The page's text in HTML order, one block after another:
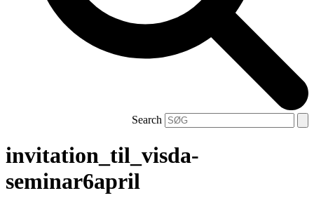
Search
invitation_til_visda-
seminar6april